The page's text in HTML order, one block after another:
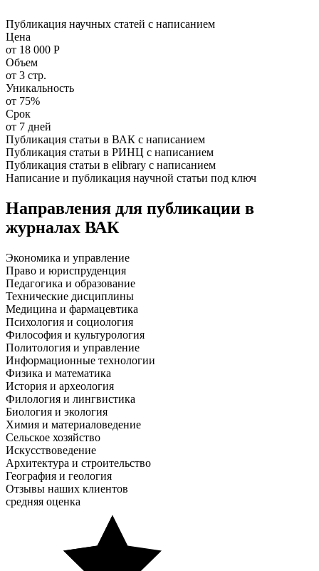
Публикация научных статей с написанием
Цена
от 18 000 Р
Объем
от 3 стр.
Уникальность
от 75%
Срок
от 7 дней
Публикация статьи в ВАК с написанием
Публикация статьи в РИНЦ с написанием
Публикация статьи в elibrary с написанием
Написание и публикация научной статьи под ключ
Направления для публикации в
журналах ВАК
Экономика и управление
Право и юриспруденция
Педагогика и образование
Технические дисциплины
Медицина и фармацевтика
Психология и социология
Философия и культурология
Политология и управление
Информационные технологии
Физика и математика
История и археология
Филология и лингвистика
Биология и экология
Химия и материаловедение
Сельское хозяйство
Искусствоведение
Архитектура и строительство
География и геология
Отзывы наших клиентов
средняя оценка